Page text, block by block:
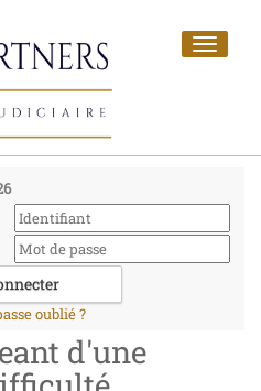
Toggle
oublié ?
d'une